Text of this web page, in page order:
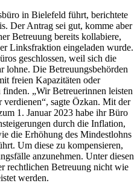
in Bielefeld führt, berichtete
Der Antrag sei gut, komme aber
Betreuung bereits kollabiere,
Linksfraktion eingeladen wurde.
geschlossen, weil sich die
lohne. Die Betreuungsbehörden
freien Kapazitäten oder
„Wir Betreuerinnen leisten
sagte Özkan. Mit der
1. Januar 2023 habe ihr Büro
durch die Inflation,
die Erhöhung des Mindestlohns
Um diese zu kompensieren,
anzunehmen. Unter diesen
rechtlichen Betreuung nicht wie
werden.